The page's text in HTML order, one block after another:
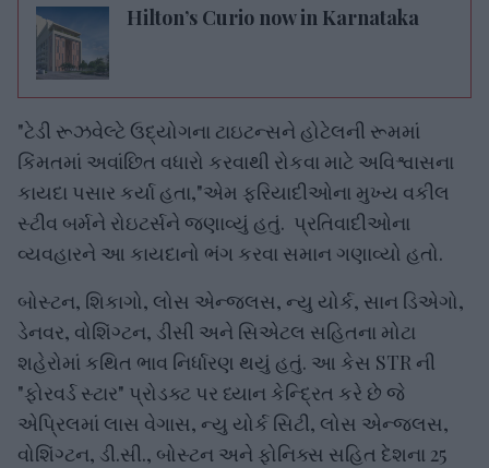
Hilton’s Curio now in Karnataka
"ટેડી રૂઝવેલ્ટે ઉદ્યોગના ટાઇટન્સને હોટેલની રૂમમાં
કિંમતમાં અવાંછિત વધારો કરવાથી રોકવા માટે અવિશ્વાસના
કાયદા પસાર કર્યા હતા,"એમ ફરિયાદીઓના મુખ્ય વકીલ
સ્ટીવ બર્મને રોઇટર્સને જણાવ્યું હતું. પ્રતિવાદીઓના
વ્યવહારને આ કાયદાનો ભંગ કરવા સમાન ગણાવ્યો હતો.
બોસ્ટન, શિકાગો, લોસ એન્જલસ, ન્યુ યોર્ક, સાન ડિએગો,
ડેનવર, વોશિંગ્ટન, ડીસી અને સિએટલ સહિતના મોટા
શહેરોમાં કથિત ભાવ નિર્ધારણ થયું હતું. આ કેસ STR ની
"ફોરવર્ડ સ્ટાર" પ્રોડક્ટ પર ધ્યાન કેન્દ્રિત કરે છે જે
એપ્રિલમાં લાસ વેગાસ, ન્યુ યોર્ક સિટી, લોસ એન્જલસ,
વોશિંગ્ટન, ડી.સી., બોસ્ટન અને ફોનિક્સ સહિત દેશના 25